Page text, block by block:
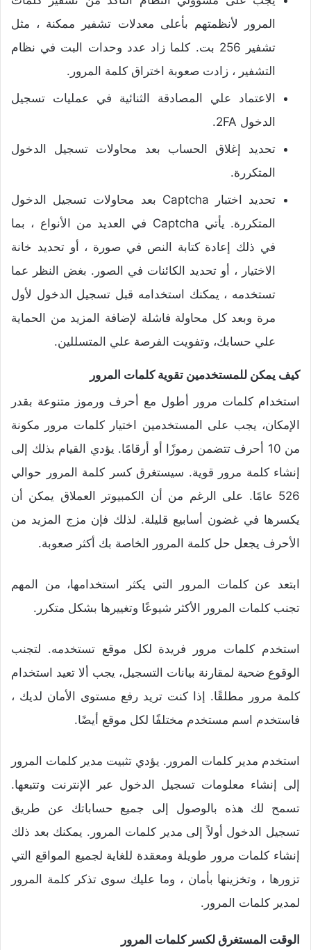
المرور لأنظمتهم بأعلى معدلات تشفير ممكنة ، مثل
تشفير 256 بت. كلما زاد عدد وحدات البت في نظام
التشفير ، زادت صعوبة اختراق كلمة المرور.
الاعتماد علي المصادقة الثنائية في عمليات تسجيل
الدخول 2FA.
تحديد إغلاق الحساب بعد محاولات تسجيل الدخول
المتكررة.
تحديد اختبار Captcha بعد محاولات تسجيل الدخول
المتكررة. يأتي Captcha في العديد من الأنواع ، بما
في ذلك إعادة كتابة النص في صورة ، أو تحديد خانة
الاختيار ، أو تحديد الكائنات في الصور. بغض النظر عما
تستخدمه ، يمكنك استخدامه قبل تسجيل الدخول لأول
مرة وبعد كل محاولة فاشلة لإضافة المزيد من الحماية
علي حسابك، وتفويت الفرصة علي المتسللين.
كيف يمكن للمستخدمين تقوية كلمات المرور
استخدام كلمات مرور أطول مع أحرف ورموز متنوعة بقدر
الإمكان، يجب على المستخدمين اختيار كلمات مرور مكونة
من 10 أحرف تتضمن رموزًا أو أرقامًا. يؤدي القيام بذلك إلى
إنشاء كلمة مرور قوية. سيستغرق كسر كلمة المرور حوالي
526 عامًا. على الرغم من أن الكمبيوتر العملاق يمكن أن
يكسرها في غضون أسابيع قليلة. لذلك فإن مزج المزيد من
الأحرف يجعل حل كلمة المرور الخاصة بك أكثر صعوبة.
ابتعد عن كلمات المرور التي يكثر استخدامها، من المهم
تجنب كلمات المرور الأكثر شيوعًا وتغييرها بشكل متكرر.
استخدم كلمات مرور فريدة لكل موقع تستخدمه. لتجنب
الوقوع ضحية لمقارنة بيانات التسجيل، يجب ألا تعيد استخدام
كلمة مرور مطلقًا. إذا كنت تريد رفع مستوى الأمان لديك ،
فاستخدم اسم مستخدم مختلفًا لكل موقع أيضًا.
استخدم مدير كلمات المرور. يؤدي تثبيت مدير كلمات المرور
إلى إنشاء معلومات تسجيل الدخول عبر الإنترنت وتتبعها.
تسمح لك هذه بالوصول إلى جميع حساباتك عن طريق
تسجيل الدخول أولاً إلى مدير كلمات المرور. يمكنك بعد ذلك
إنشاء كلمات مرور طويلة ومعقدة للغاية لجميع المواقع التي
تزورها ، وتخزينها بأمان ، وما عليك سوى تذكر كلمة المرور
لمدير كلمات المرور.
الوقت المستغرق لكسر كلمات المرور